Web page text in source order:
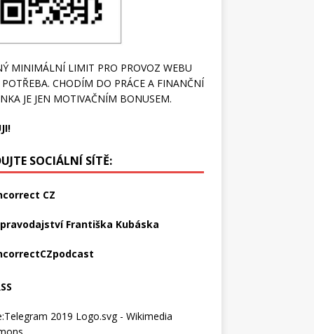
MINIMÁLNÍ LIMIT PRO PROVOZ WEBU
CHODÍM DO PRÁCE A FINANČNÍ
JE JEN MOTIVAČNÍM BONUSEM.
SOCIÁLNÍ SÍTĚ:
CZ
Františka Kubáska